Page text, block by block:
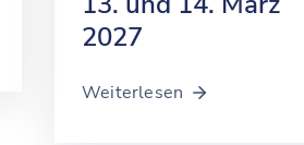
2027
Weiterlesen